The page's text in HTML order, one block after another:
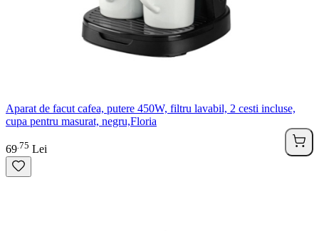
Aparat de facut cafea, putere 450W, filtru lavabil, 2 cesti incluse,
cupa pentru masurat, negru,Floria
69 75 Lei